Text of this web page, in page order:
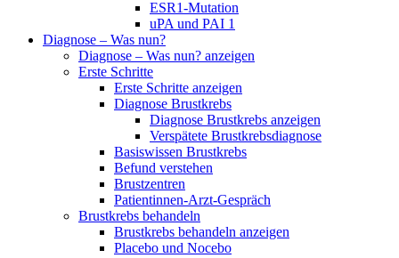
ESR1-Mutation
uPA und PAI 1
Diagnose – Was nun?
Diagnose – Was nun? anzeigen
Erste Schritte
Erste Schritte anzeigen
Diagnose Brustkrebs
Diagnose Brustkrebs anzeigen
Verspätete Brustkrebsdiagnose
Basiswissen Brustkrebs
Befund verstehen
Brustzentren
Patientinnen-Arzt-Gespräch
Brustkrebs behandeln
Brustkrebs behandeln anzeigen
Placebo und Nocebo